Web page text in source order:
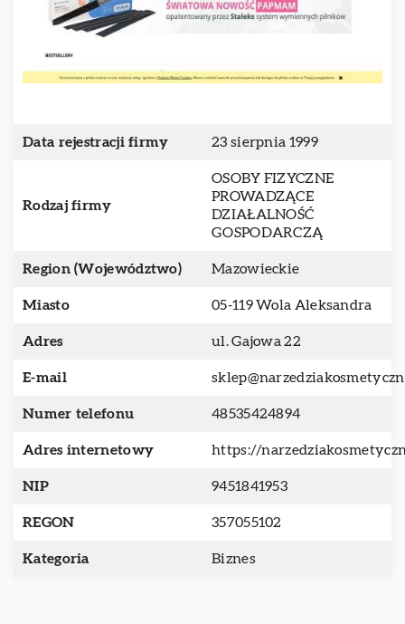
Data rejestracji firmy 23 sierpnia 1999
Rodzaj firmy
OSOBY FIZYCZNE
PROWADZĄCE
DZIAŁALNOŚĆ
GOSPODARCZĄ
Region (Województwo) Mazowieckie
Miasto 05-119 Wola Aleksandra
Adres ul. Gajowa 22
E-mail
Numer telefonu 48535424894
Adres internetowy https://
NIP 9451841953
REGON 357055102
Kategoria Biznes